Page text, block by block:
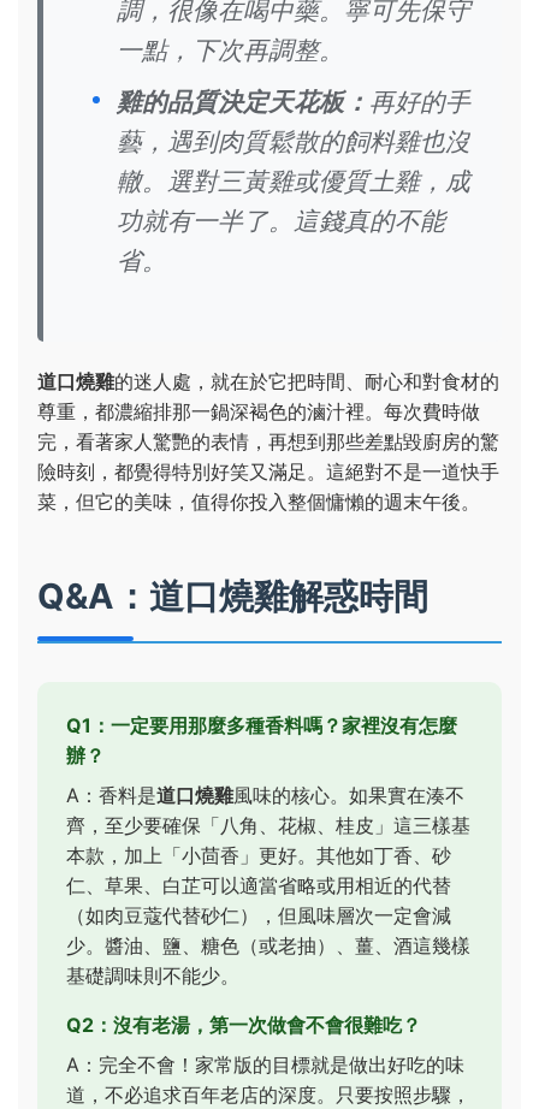
調，很像在喝中藥。寧可先保守
一點，下次再調整。
雞的品質決定天花板： 再好的手
藝，遇到肉質鬆散的飼料雞也沒
轍。選對三黃雞或優質土雞，成
功就有一半了。這錢真的不能
省。
道口燒雞的迷人處，就在於它把時間、耐心和對食材的
尊重，都濃縮排那一鍋深褐色的滷汁裡。每次費時做
完，看著家人驚艷的表情，再想到那些差點毀廚房的驚
險時刻，都覺得特別好笑又滿足。這絕對不是一道快手
菜，但它的美味，值得你投入整個慵懶的週末午後。
Q&A：道口燒雞解惑時間
Q1：一定要用那麼多種香料嗎？家裡沒有怎麼
辦？
A：香料是道口燒雞風味的核心。如果實在湊不
齊，至少要確保「八角、花椒、桂皮」這三樣基
本款，加上「小茴香」更好。其他如丁香、砂
仁、草果、白芷可以適當省略或用相近的代替
（如肉豆蔻代替砂仁），但風味層次一定會減
少。醬油、鹽、糖色（或老抽）、薑、酒這幾樣
基礎調味則不能少。
Q2：沒有老湯，第一次做會不會很難吃？
A：完全不會！家常版的目標就是做出好吃的味
道，不必追求百年老店的深度。只要按照步驟，